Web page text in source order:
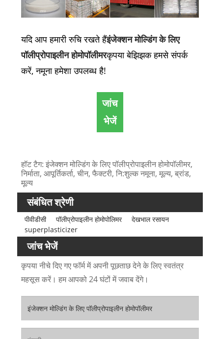
यदि आप हमारी रुचि रखते हैंइंजेक्शन मोल्डिंग के लिए
पॉलीप्रोपाइलीन होमोपॉलीमरकृपया बेझिझक हमसे संपर्क
करें, नमूना हमेशा उपलब्ध है!
जांच
भेजें
हॉट टैग: इंजेक्शन मोल्डिंग के लिए पॉलीप्रोपाइलीन होमोपॉलीमर,
निर्माता, आपूर्तिकर्ता, चीन, फैक्टरी, नि:शुल्क नमूना, मूल्य, ब्रांड,
मूल्य
संबंधित श्रेणी
पीवीडीसी पॉलीप्रोपाइलीन होमोपोलिमर
देखभाल रसायन
superplasticizer
जांच भेजें
कृपया नीचे दिए गए फॉर्म में अपनी पूछताछ देने के लिए स्वतंत्र
महसूस करें। हम आपको 24 घंटों में जवाब देंगे।